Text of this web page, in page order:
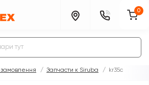
0
замовлення Запчасти к Siruba kr35c